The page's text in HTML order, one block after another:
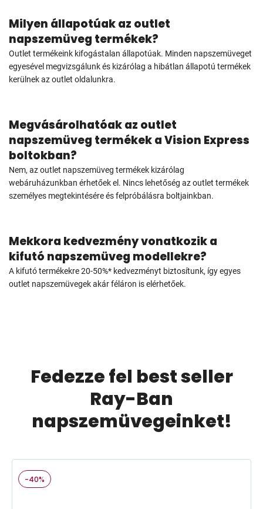
Milyen állapotúak az outlet
napszemüveg termékek?
Outlet termékeink kifogástalan állapotúak. Minden napszemüveget
egyesével megvizsgálunk és kizárólag a hibátlan állapotú termékek
kerülnek az outlet oldalunkra.
Megvásárolhatóak az outlet
napszemüveg termékek a Vision Express
boltokban?
Nem, az outlet napszemüveg termékek kizárólag
webáruházunkban érhetőek el. Nincs lehetőség az outlet termékek
személyes megtekintésére és felpróbálásra boltjainkban.
Mekkora kedvezmény vonatkozik a
kifutó napszemüveg modellekre?
A kifutó termékekre 20-50%* kedvezményt biztosítunk, így egyes
outlet napszemüvegek akár féláron is elérhetőek.
Fedezze fel best seller
Ray-Ban
napszemüvegeinket!
-40%